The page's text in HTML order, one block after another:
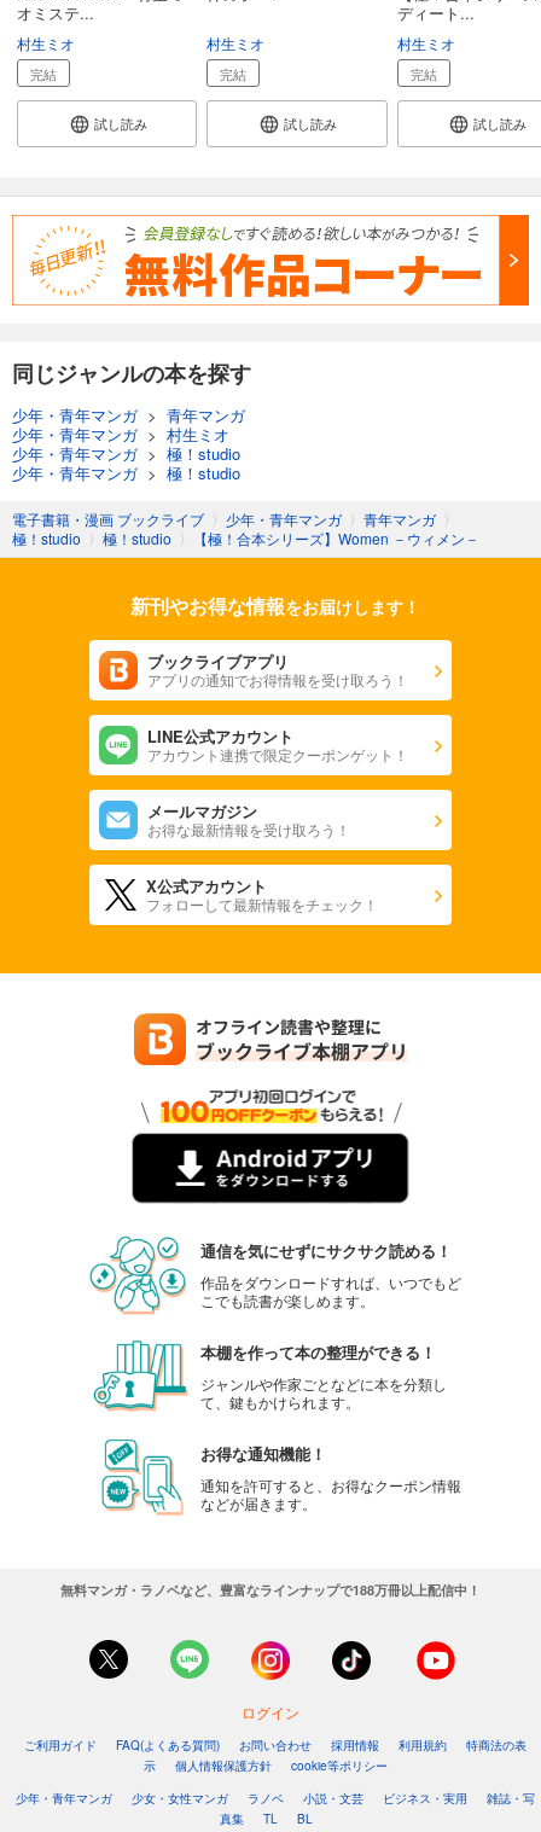
オミステ...
村生ミオ
完結
試し読み
村生ミオ
完結
試し読み
ディート...
村生ミオ
完結
試し読み
同じジャンルの本を探す
少年・青年マンガ> 青年マンガ
少年・青年マンガ> 村生ミオ
少年・青年マンガ> 極！studio
少年・青年マンガ> 極！studio
電子書籍・漫画 ブックライブ 〉 少年・青年マンガ 〉 青年マンガ 〉
極！studio 〉 極！studio 〉 【極！合本シリーズ】Women －ウィメン－
新刊やお得な情報をお届けします！
ブックライブアプリ
アプリの通知でお得情報を受け取ろう！
LINE公式アカウント
アカウント連携で限定クーポンゲット！
メールマガジン
お得な最新情報を受け取ろう！
X公式アカウント
フォローして最新情報をチェック！
通信を気にせずにサクサク読める！
作品をダウンロードすれば、いつでもど
こでも読書が楽しめます。
本棚を作って本の整理ができる！
ジャンルや作家ごとなどに本を分類し
て、鍵もかけられます。
お得な通知機能！
通知を許可すると、お得なクーポン情報
などが届きます。
無料マンガ・ラノベなど、豊富なラインナップで188万冊以上配信中！
ログイン
ご利用ガイド FAQ(よくある質問) お問い合わせ 採用情報 利用規約
特商法の表
示
個人情報保護方針
cookie等ポリシー
少年・青年マンガ
少女・女性マンガ ラノベ 小説・文芸 ビジネス・実用
雑誌・写
真集
TL BL